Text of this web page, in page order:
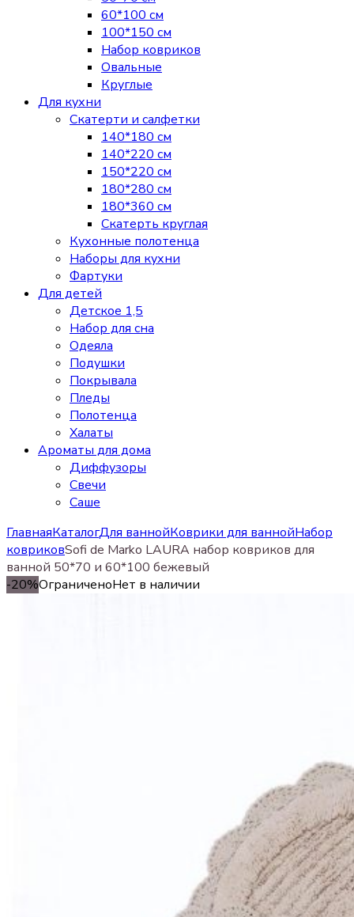
60*100 см
100*150 см
Набор ковриков
Овальные
Круглые
Для кухни
Скатерти и салфетки
140*180 см
140*220 см
150*220 см
180*280 см
180*360 см
Скатерть круглая
Кухонные полотенца
Наборы для кухни
Фартуки
Для детей
Детское 1,5
Набор для сна
Одеяла
Подушки
Покрывала
Пледы
Полотенца
Халаты
Ароматы для дома
Диффузоры
Свечи
Cаше
ГлавнаяКаталогДля ваннойКоврики для ваннойНабор
ковриковSofi de Marko LAURA набор ковриков для
ванной 50*70 и 60*100 бежевый
-20%ОграниченоНет в наличии